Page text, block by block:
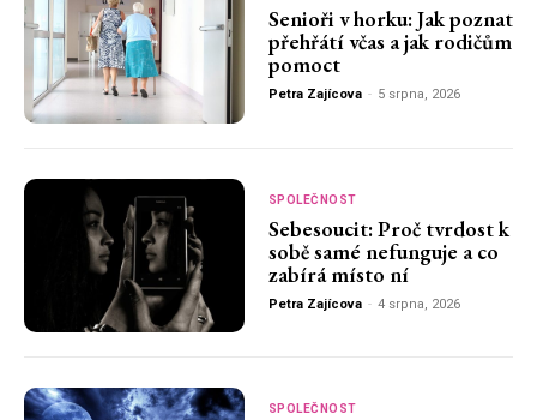
Senioři v horku: Jak poznat
přehřátí včas a jak rodičům
pomoct
Petra Zajícova - 5 srpna, 2026
SPOLEČNOST
Sebesoucit: Proč tvrdost k
sobě samé nefunguje a co
zabírá místo ní
Petra Zajícova - 4 srpna, 2026
SPOLEČNOST